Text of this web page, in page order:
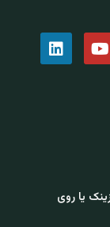
یا روی